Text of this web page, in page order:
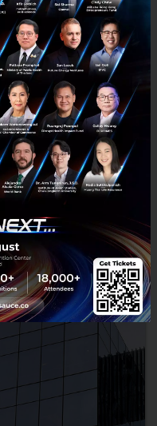
แบตเตอรี่’ ที่กำลังท่วม
สู้วิกฤตขยะพลังงานยุค
ำเร็จนี้กำลังทิ้งโจทย์ใหญ่ไว้
ตันเริ่มทะลักเข้าสู่ระบบที่ยัง